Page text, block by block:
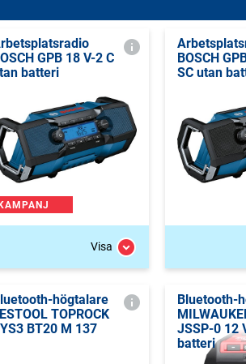
GPB 18 V-2 C
batteri
Visa
BOSCH
SC utan
högtalare
TOPROCK
BT20 M 137
Bluetooth-
JSSP-0 12
batteri